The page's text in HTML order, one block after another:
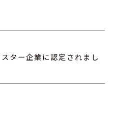
ター企業に認定されまし